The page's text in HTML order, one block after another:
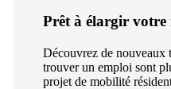
Prêt à élargir votre
Découvrez de nouveaux
trouver un emploi sont
projet de mobilité